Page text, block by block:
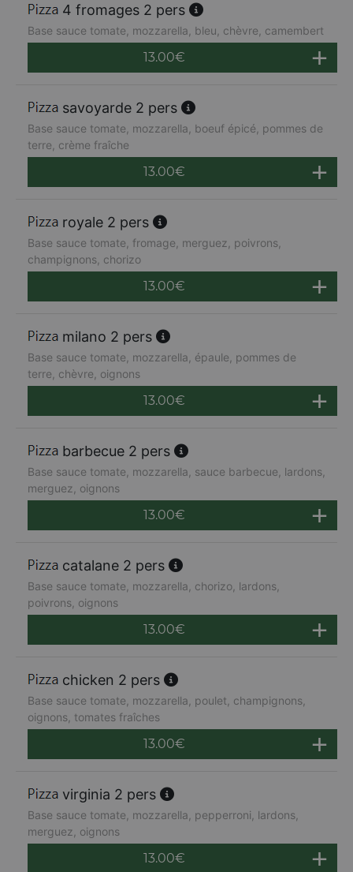
4 fromages 2 pers
Base sauce tomate, mozzarella, bleu, chèvre, camembert
13.00€
savoyarde 2 pers
Base sauce tomate, mozzarella, boeuf épicé, pommes de
terre, crème fraîche
13.00€
royale 2 pers
Base sauce tomate, fromage, merguez, poivrons,
champignons, chorizo
13.00€
milano 2 pers
Base sauce tomate, mozzarella, épaule, pommes de
terre, chèvre, oignons
13.00€
barbecue 2 pers
Base sauce tomate, mozzarella, sauce barbecue, lardons,
merguez, oignons
13.00€
catalane 2 pers
Base sauce tomate, mozzarella, chorizo, lardons,
poivrons, oignons
13.00€
chicken 2 pers
Base sauce tomate, mozzarella, poulet, champignons,
oignons, tomates fraîches
13.00€
virginia 2 pers
Base sauce tomate, mozzarella, pepperroni, lardons,
merguez, oignons
13.00€